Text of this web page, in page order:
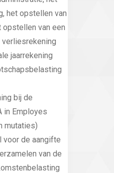
het opstellen van
van een
jaarrekening
bij de
in Employes
mutaties)
voor de aangifte
van de